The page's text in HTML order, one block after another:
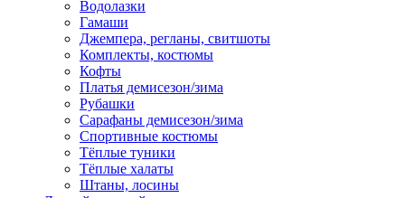
Водолазки
Гамаши
Джемпера, регланы, свитшоты
Комплекты, костюмы
Кофты
Платья демисезон/зима
Рубашки
Сарафаны демисезон/зима
Спортивные костюмы
Тёплые туники
Тёплые халаты
Штаны, лосины